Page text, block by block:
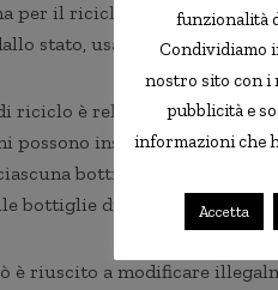
per il riciclo delle bottiglie,
stato, usando però una
riciclo è relativamente
possono inserire una o più
bottiglia. Una cifra
bottiglie di plastica.
è riuscito a modificare
funzionalità
Condividiamo
nostro sito con i
pubblicità e
informazioni che
Accetta